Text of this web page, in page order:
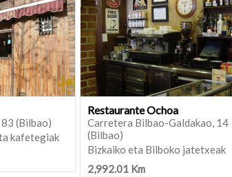
(Bilbao)
kafetegiak
Restaurante Ochoa
Carretera Bilbao-Galdakao, 14
(Bilbao)
Bizkaiko eta Bilboko jatetxeak
2,992.01 Km